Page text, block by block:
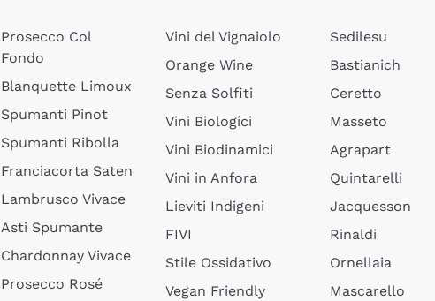
Prosecco Col
Fondo
Blanquette Limoux
Spumanti Pinot
Spumanti Ribolla
Franciacorta Saten
Lambrusco Vivace
Asti Spumante
Chardonnay Vivace
Prosecco Rosé
Vini del Vignaiolo
Orange Wine
Senza Solfiti
Vini Biologici
Vini Biodinamici
Vini in Anfora
Lieviti Indigeni
FIVI
Stile Ossidativo
Vegan Friendly
Sedilesu
Bastianich
Ceretto
Masseto
Agrapart
Quintarelli
Jacquesson
Rinaldi
Ornellaia
Mascarello